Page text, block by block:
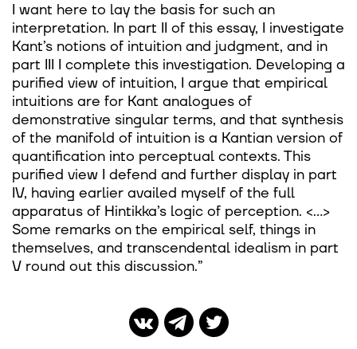
I want here to lay the basis for such an
interpretation. In part II of this essay, I investigate
Kant’s notions of intuition and judgment, and in
part III I complete this investigation. Developing a
purified view of intuition, I argue that empirical
intuitions are for Kant analogues of
demonstrative singular terms, and that synthesis
of the manifold of intuition is a Kantian version of
quantification into perceptual contexts. This
purified view I defend and further display in part
IV, having earlier availed myself of the full
apparatus of Hintikka’s logic of perception. <…>
Some remarks on the empirical self, things in
themselves, and transcendental idealism in part
V round out this discussion.”